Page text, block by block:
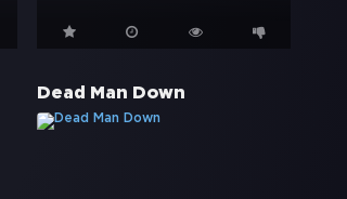
Dead Man Down